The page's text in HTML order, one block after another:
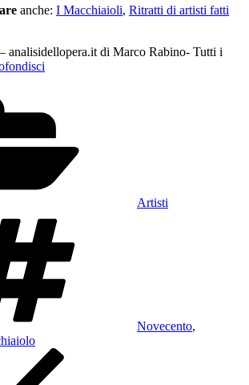
anche: I Macchiaioli, Ritratti di artisti fatti
analisidellopera.it di Marco Rabino- Tutti i
Artisti
Novecento,